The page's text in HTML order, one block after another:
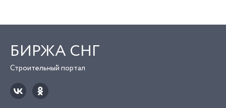
БИРЖА СНГ
Строительный портал